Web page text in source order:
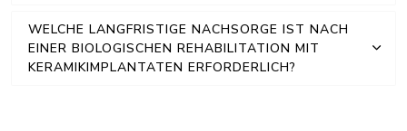
WELCHE LANGFRISTIGE NACHSORGE IST NACH
EINER BIOLOGISCHEN REHABILITATION MIT
KERAMIKIMPLANTATEN ERFORDERLICH?